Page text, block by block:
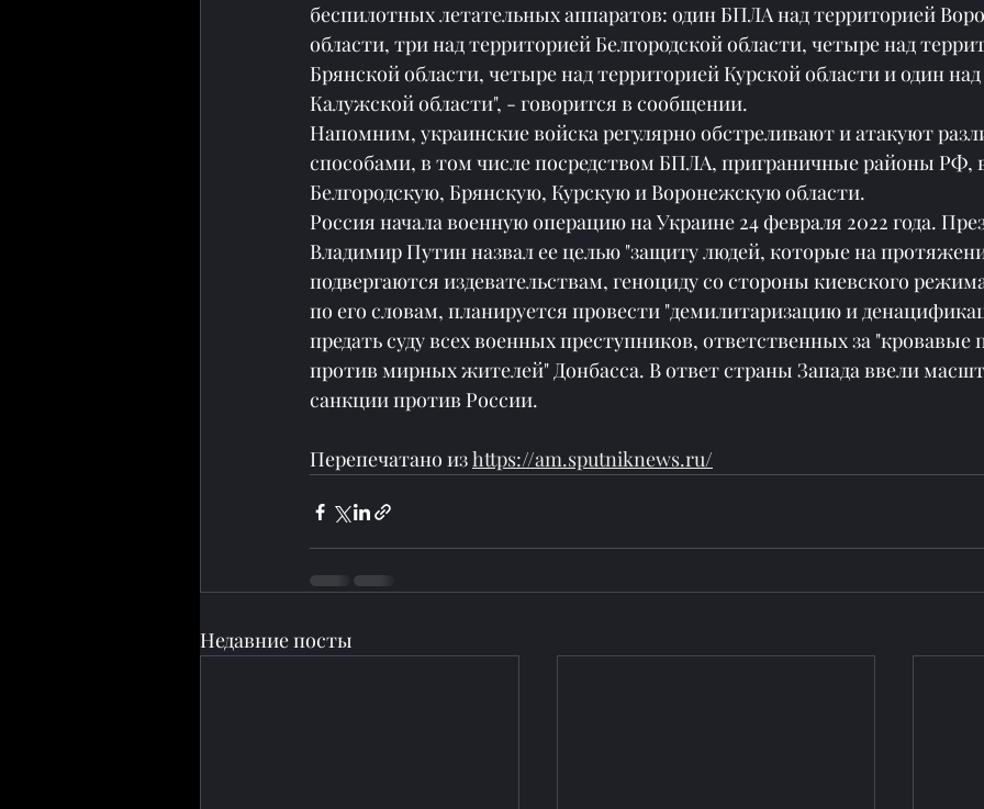
беспилотных летательных аппаратов: один БПЛА над территорией
области, три над территорией Белгородской области, четыре над
Брянской области, четыре над территорией Курской области и один
Калужской области", - говорится в сообщении.
Напомним, украинские войска регулярно обстреливают и атакуют
способами, в том числе посредством БПЛА, приграничные районы РФ,
Белгородскую, Брянскую, Курскую и Воронежскую области.
Россия начала военную операцию на Украине 24 февраля 2022 года.
Владимир Путин назвал ее целью "защиту людей, которые на
подвергаются издевательствам, геноциду со стороны киевского
по его словам, планируется провести "демилитаризацию и
предать суду всех военных преступников, ответственных за "кровавые
против мирных жителей" Донбасса. В ответ страны Запада ввели
санкции против России.
Перепечатано из https://am.sputniknews.ru/
Недавние посты